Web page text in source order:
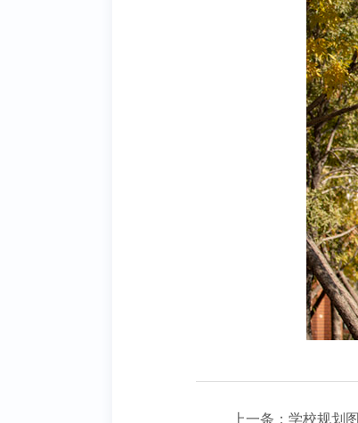
上一条： 学校规划图